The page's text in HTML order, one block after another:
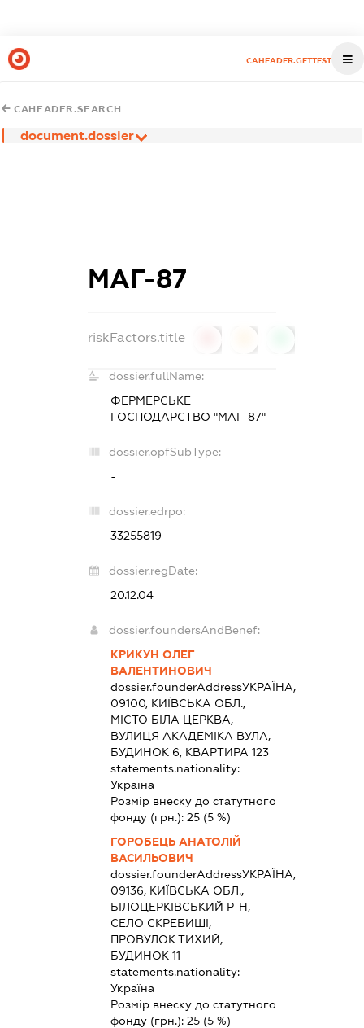
CAHEADER.GETTEST
CAHEADER.SEARCH
document.dossier
МАГ-87
riskFactors.title
dossier.fullName:
ФЕРМЕРСЬКЕ
ГОСПОДАРСТВО "МАГ-87"
dossier.opfSubType:
-
dossier.edrpo:
33255819
dossier.regDate:
20.12.04
dossier.foundersAndBenef:
КРИКУН ОЛЕГ
ВАЛЕНТИНОВИЧ
dossier.founderAddressУКРАЇНА,
09100, КИЇВСЬКА ОБЛ.,
МІСТО БІЛА ЦЕРКВА,
ВУЛИЦЯ АКАДЕМІКА ВУЛА,
БУДИНОК 6, КВАРТИРА 123
statements.nationality:
Україна
Розмір внеску до статутного
фонду (грн.): 25(5 %)
ГОРОБЕЦЬ АНАТОЛІЙ
ВАСИЛЬОВИЧ
dossier.founderAddressУКРАЇНА,
09136, КИЇВСЬКА ОБЛ.,
БІЛОЦЕРКІВСЬКИЙ Р-Н,
СЕЛО СКРЕБИШІ,
ПРОВУЛОК ТИХИЙ,
БУДИНОК 11
statements.nationality:
Україна
Розмір внеску до статутного
фонду (грн.): 25(5 %)